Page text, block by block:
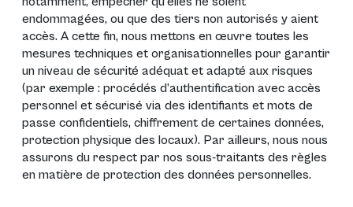
endommagées, ou que des tiers non autorisés y aient
accès. A cette fin, nous mettons en œuvre toutes les
mesures techniques et organisationnelles pour garantir
un niveau de sécurité adéquat et adapté aux risques
(par exemple : procédés d’authentification avec accès
personnel et sécurisé via des identifiants et mots de
passe confidentiels, chiffrement de certaines données,
protection physique des locaux). Par ailleurs, nous nous
assurons du respect par nos sous-traitants des règles
en matière de protection des données personnelles.